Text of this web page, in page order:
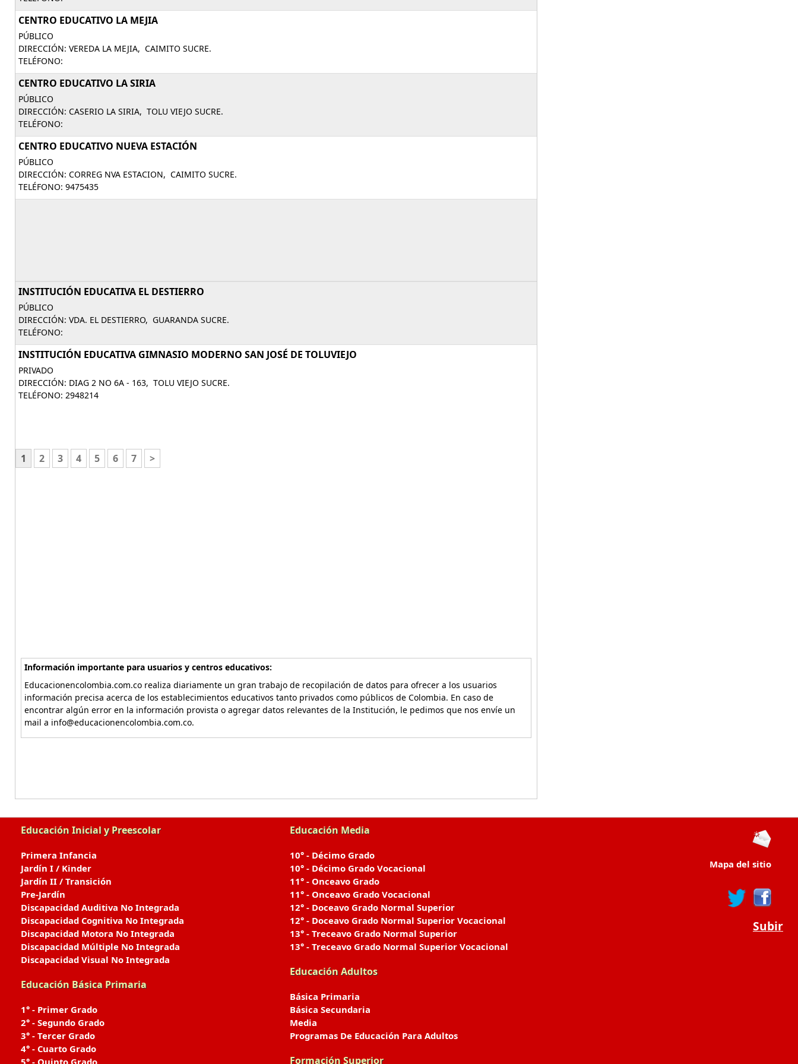
CENTRO EDUCATIVO LA MEJIA
PÚBLICO
DIRECCIÓN: VEREDA LA MEJIA, CAIMITO SUCRE.
TELÉFONO:
CENTRO EDUCATIVO LA SIRIA
PÚBLICO
DIRECCIÓN: CASERIO LA SIRIA, TOLU VIEJO SUCRE.
TELÉFONO:
CENTRO EDUCATIVO NUEVA ESTACIÓN
PÚBLICO
DIRECCIÓN: CORREG NVA ESTACION, CAIMITO SUCRE.
TELÉFONO: 9475435
INSTITUCIÓN EDUCATIVA EL DESTIERRO
PÚBLICO
DIRECCIÓN: VDA. EL DESTIERRO, GUARANDA SUCRE.
TELÉFONO:
INSTITUCIÓN EDUCATIVA GIMNASIO MODERNO SAN JOSÉ DE TOLUVIEJO
PRIVADO
DIRECCIÓN: DIAG 2 NO 6A - 163, TOLU VIEJO SUCRE.
TELÉFONO: 2948214
1 2 3 4 5 6 7 >
Información importante para usuarios y centros educativos:
Educacionencolombia.com.co realiza diariamente un gran trabajo de recopilación de datos para ofrecer a los usuarios
información precisa acerca de los establecimientos educativos tanto privados como públicos de Colombia. En caso de
encontrar algún error en la información provista o agregar datos relevantes de la Institución, le pedimos que nos envíe un
mail a info@educacionencolombia.com.co.
Educación Inicial y Preescolar
Primera Infancia
Jardín I / Kinder
Jardín II / Transición
Pre-Jardín
Discapacidad Auditiva No Integrada
Discapacidad Cognitiva No Integrada
Discapacidad Motora No Integrada
Discapacidad Múltiple No Integrada
Discapacidad Visual No Integrada
Educación Básica Primaria
1° - Primer Grado
2° - Segundo Grado
3° - Tercer Grado
4° - Cuarto Grado
5° - Quinto Grado
Educación Media
10° - Décimo Grado
10° - Décimo Grado Vocacional
11° - Onceavo Grado
11° - Onceavo Grado Vocacional
12° - Doceavo Grado Normal Superior
12° - Doceavo Grado Normal Superior Vocacional
13° - Treceavo Grado Normal Superior
13° - Treceavo Grado Normal Superior Vocacional
Educación Adultos
Básica Primaria
Básica Secundaria
Media
Programas De Educación Para Adultos
Formación Superior
Mapa del sitio
Subir